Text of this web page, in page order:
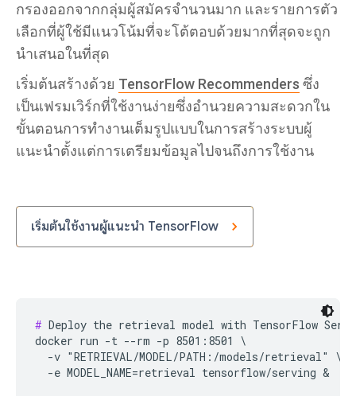
กรองออกจากกลุ่มผู้สมัครจำนวนมาก และรายการตัว
เลือกที่ผู้ใช้มีแนวโน้มที่จะโต้ตอบด้วยมากที่สุดจะถูก
นำเสนอในที่สุด
เริ่มต้นสร้างด้วย TensorFlow Recommenders ซึ่ง
เป็นเฟรมเวิร์กที่ใช้งานง่ายซึ่งอำนวยความสะดวกใน
ขั้นตอนการทำงานเต็มรูปแบบในการสร้างระบบผู้
แนะนำตั้งแต่การเตรียมข้อมูลไปจนถึงการใช้งาน
เริ่มต้นใช้งานผู้แนะนำ TensorFlow
# Deploy the retrieval model with TensorFlow
docker run -t --rm -p 8501:8501 \
  -v "RETRIEVAL/MODEL/PATH:/models/retrieval" \
  -e MODEL_NAME=retrieval tensorflow/serving &